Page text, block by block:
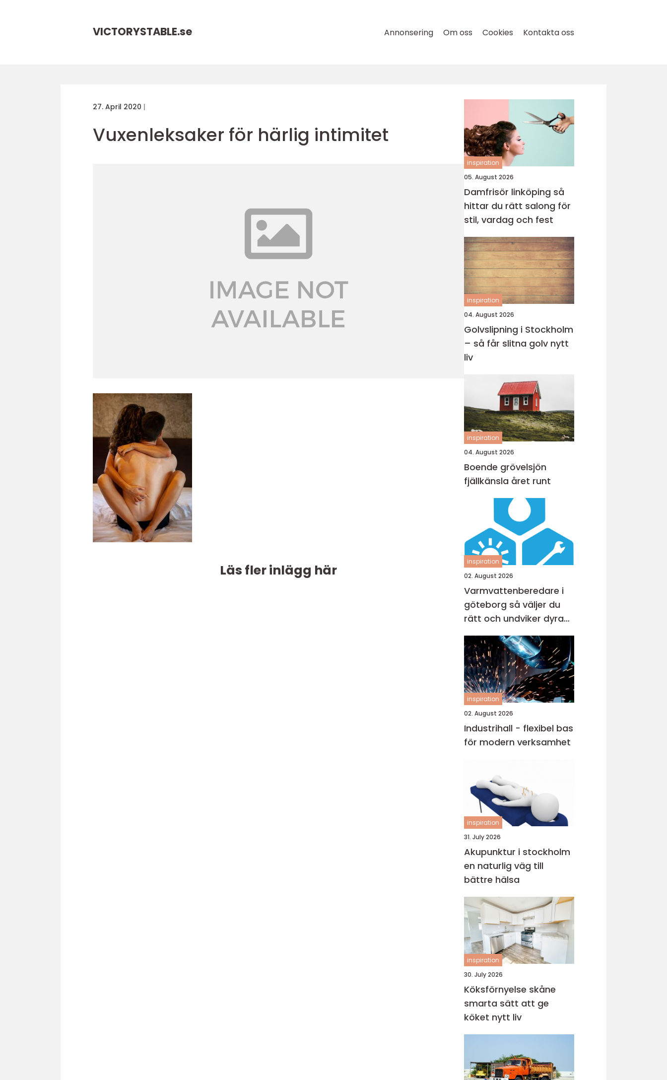
VICTORYSTABLE.se Annonsering Om oss Cookies Kontakta oss
27. April 2020
Vuxenleksaker för härlig intimitet
Läs fler inlägg här
inspiration
05. August 2026
Damfrisör linköping så
hittar du rätt salong för
stil, vardag och fest
inspiration
04. August 2026
Golvslipning i Stockholm
– så får slitna golv nytt
liv
inspiration
04. August 2026
Boende grövelsjön
fjällkänsla året runt
inspiration
02. August 2026
Varmvattenberedare i
göteborg så väljer du
rätt och undviker dyra
misstag
inspiration
02. August 2026
Industrihall - flexibel bas
för modern verksamhet
inspiration
31. July 2026
Akupunktur i stockholm
en naturlig väg till
bättre hälsa
inspiration
30. July 2026
Köksförnyelse skåne
smarta sätt att ge
köket nytt liv